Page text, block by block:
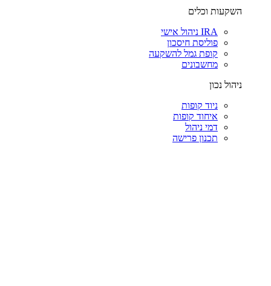
השקעות וכלים
IRA ניהול אישי
פוליסת חיסכון
קופת גמל להשקעה
מחשבונים
ניהול נכון
ניוד קופות
איחוד קופות
דמי ניהול
תכנון פרישה